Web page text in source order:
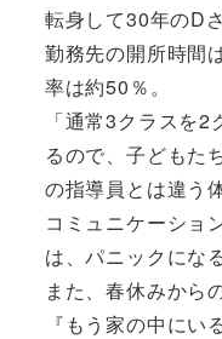
転身して30年のDさ
勤務先の開所時間
率は約50％。
「通常3クラスを
るので、子どもた
の指導員とは違う
コミュニケーショ
は、パニックにな
また、春休みから
『もう家の中に